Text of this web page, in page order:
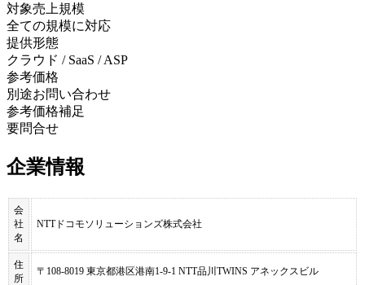
対象売上規模
全ての規模に対応
提供形態
クラウド / SaaS / ASP
参考価格
別途お問い合わせ
参考価格補足
要問合せ
企業情報
会
社
名
NTTドコモソリューションズ株式会社
住
所
〒108-8019 東京都港区港南1-9-1 NTT品川TWINS アネックスビル